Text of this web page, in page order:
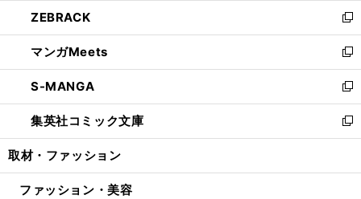
く
で
開
く
ド
ウ
で
開
く
ィ
ン
ド
ウ
で
開
く
し
い
ウ
ィ
ン
ド
ウ
で
開
ZEBRACK
新
し
い
ウ
ィ
ン
ド
ウ
開
マンガMeets
新
し
い
ウ
ィ
ン
ウ
S-MANGA
新
し
い
ウ
ン
集英社コミック文庫
新
し
ウ
取材・ファッション
ファッション・美容